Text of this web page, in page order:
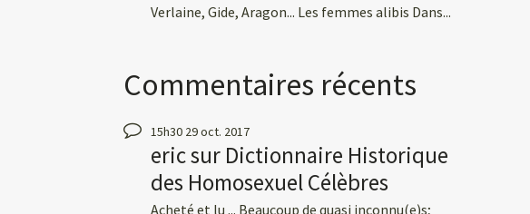
Verlaine, Gide, Aragon... Les femmes alibis Dans...
Commentaires récents
15h30 29oct. 2017
ericsur Dictionnaire Historique
des Homosexuel Célèbres
Acheté et lu ... Beaucoup de quasi inconnu(e)s;